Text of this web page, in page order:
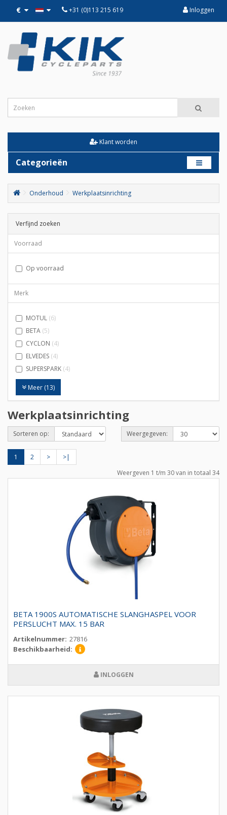
€ +31 (0)113 215 619 Inloggen
Klant worden
Categorieën
Onderhoud Werkplaatsinrichting
Verfijnd zoeken
Voorraad
Op voorraad
Merk
MOTUL (6)
BETA (5)
CYCLON (4)
ELVEDES (4)
SUPERSPARK (4)
Meer (13)
Werkplaatsinrichting
Sorteren op: Weergegeven:
1 2 >
>|
Weergeven 1 t/m 30 van in totaal 34
BETA 1900S AUTOMATISCHE SLANGHASPEL VOOR
PERSLUCHT MAX. 15 BAR
Artikelnummer: 27816
Beschikbaarheid:
INLOGGEN